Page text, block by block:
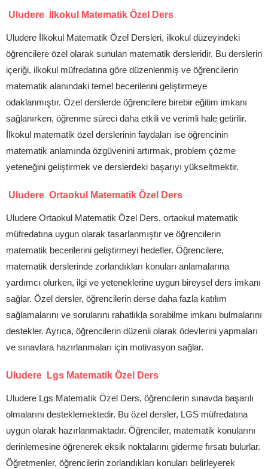
Uludere İlkokul Matematik Özel Ders
Uludere İlkokul Matematik Özel Dersleri, ilkokul düzeyindeki
öğrencilere özel olarak sunulan matematik dersleridir. Bu derslerin
içeriği, ilkokul müfredatına göre düzenlenmiş ve öğrencilerin
matematik alanındaki temel becerilerini geliştirmeye
odaklanmıştır. Özel derslerde öğrencilere birebir eğitim imkanı
sağlanırken, öğrenme süreci daha etkili ve verimli hale getirilir.
İlkokul matematik özel derslerinin faydaları ise öğrencinin
matematik anlamında özgüvenini artırmak, problem çözme
yeteneğini geliştirmek ve derslerdeki başarıyı yükseltmektir.
Uludere Ortaokul Matematik Özel Ders
Uludere Ortaokul Matematik Özel Ders, ortaokul matematik
müfredatına uygun olarak tasarlanmıştır ve öğrencilerin
matematik becerilerini geliştirmeyi hedefler. Öğrencilere,
matematik derslerinde zorlandıkları konuları anlamalarına
yardımcı olurken, ilgi ve yeteneklerine uygun bireysel ders imkanı
sağlar. Özel dersler, öğrencilerin derse daha fazla katılım
sağlamalarını ve sorularını rahatlıkla sorabilme imkanı bulmalarını
destekler. Ayrıca, öğrencilerin düzenli olarak ödevlerini yapmaları
ve sınavlara hazırlanmaları için motivasyon sağlar.
Uludere Lgs Matematik Özel Ders
Uludere Lgs Matematik Özel Ders, öğrencilerin sınavda başarılı
olmalarını desteklemektedir. Bu özel dersler, LGS müfredatına
uygun olarak hazırlanmaktadır. Öğrenciler, matematik konularını
derinlemesine öğrenerek eksik noktalarını giderme fırsatı bulurlar.
Öğretmenler, öğrencilerin zorlandıkları konuları belirleyerek